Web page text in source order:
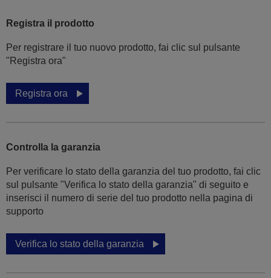
Registra il prodotto
Per registrare il tuo nuovo prodotto, fai clic sul pulsante
"Registra ora"
Registra ora
Controlla la garanzia
Per verificare lo stato della garanzia del tuo prodotto, fai clic
sul pulsante "Verifica lo stato della garanzia" di seguito e
inserisci il numero di serie del tuo prodotto nella pagina di
supporto
Verifica lo stato della garanzia